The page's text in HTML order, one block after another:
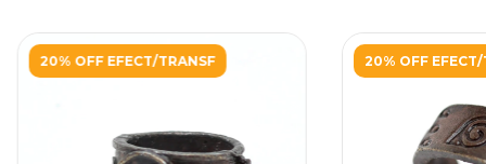
20% OFF EFECT/TRANSF 20% OFF EFECT/